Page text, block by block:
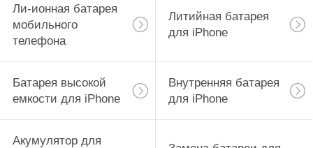
Ли-ионная батарея
мобильного
телефона
Литийная батарея
для iPhone
Батарея высокой
емкости для iPhone
Внутренняя батарея
для iPhone
Акумулятор для